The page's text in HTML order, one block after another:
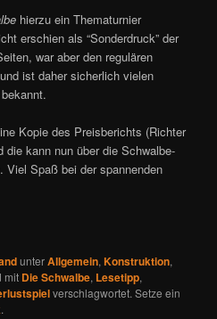
hierzu ein Thematurnier
erschien als “Sonderdruck” der
war aber den regulären
ist daher sicherlich vielen
Kopie des Preisberichts (Richter
die kann nun über die Schwalbe-
Viel Spaß bei der spannenden
unterAllgemein,Konstruktion,
mit Die Schwalbe, Lesetipp,
verschlagwortet. Setze ein
.